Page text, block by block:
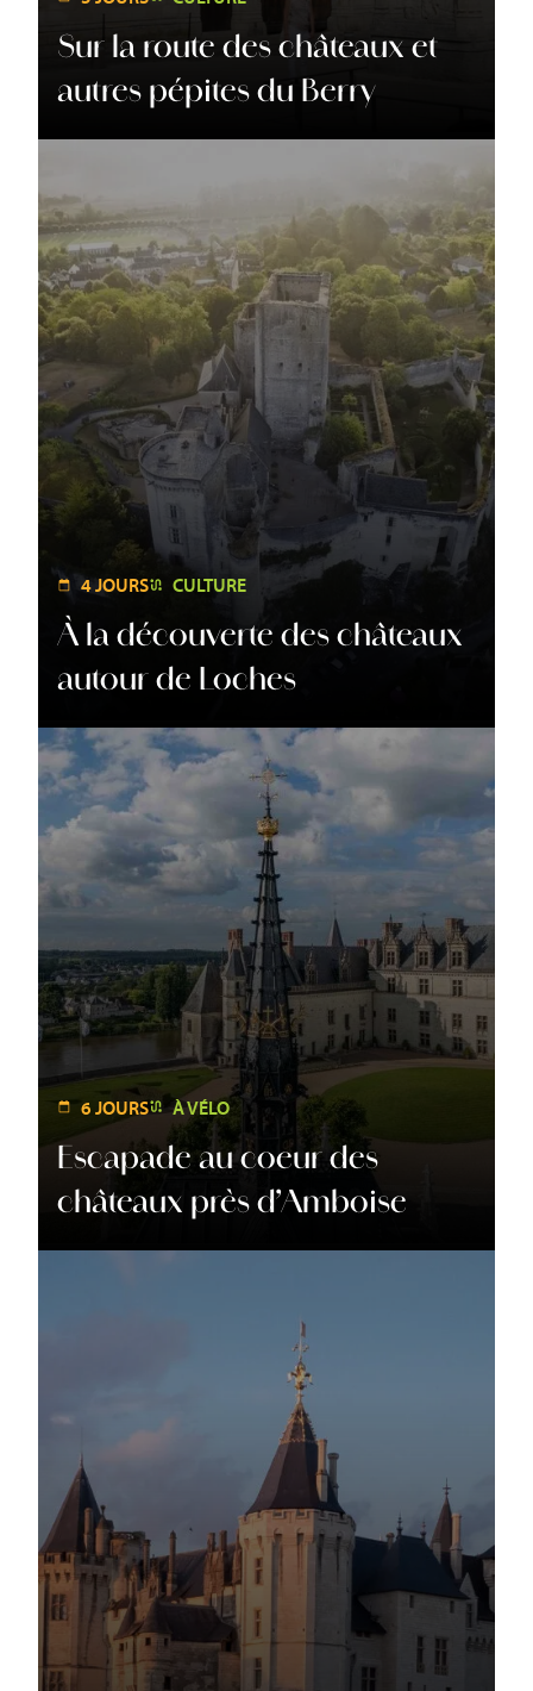
Sur la route des châteaux et
autres pépites du Berry
4 JOURS CULTURE
À la découverte des châteaux
autour de Loches
6 JOURS À VÉLO
Escapade au coeur des
châteaux près d’Amboise